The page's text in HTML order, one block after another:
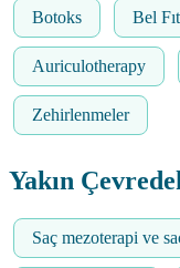
Botoks Bel
Auriculotherapy
Zehirlenmeler
Yakın
Saç mezoterapi ve